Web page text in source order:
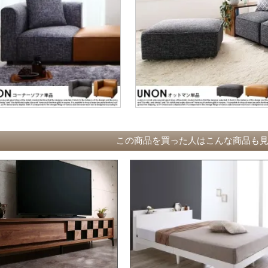
この商品を買った人はこんな商品も